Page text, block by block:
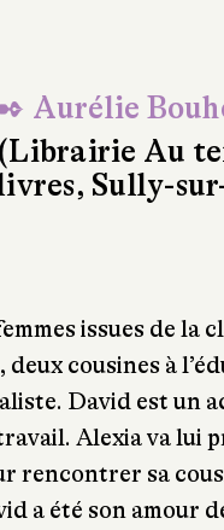
Aurélie
(Librairie Au
Sully-
issues de la
cousines à
David est un
Alexia va lui
rencontrer sa
a été son amour